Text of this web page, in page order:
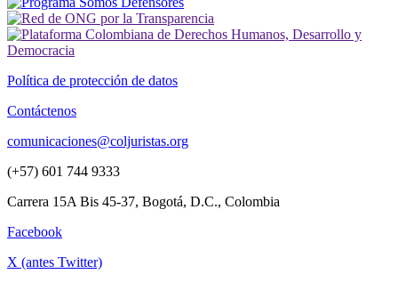
Política de protección de datos
Contáctenos
comunicaciones@coljuristas.org
(+57) 601 744 9333
Carrera 15A Bis 45-37, Bogotá, D.C., Colombia
Facebook
X (antes Twitter)